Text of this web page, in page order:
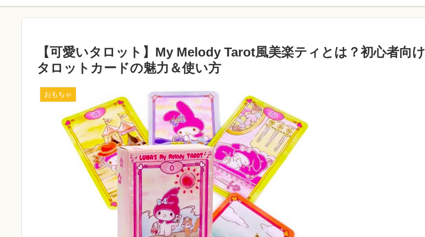
【可愛いタロット】My Melody Tarot風美楽ティとは？初心者向け
タロットカードの魅力＆使い方
おもちゃ